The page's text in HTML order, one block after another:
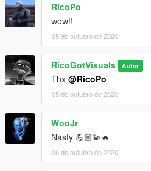
RicoPo
wow!!
05 de outubro de 2020
RicoGotVisuals Autor
Thx @RicoPo
05 de outubro de 2020
WooJr
Nasty 💪🏼💫🔥
06 de outubro de 2020